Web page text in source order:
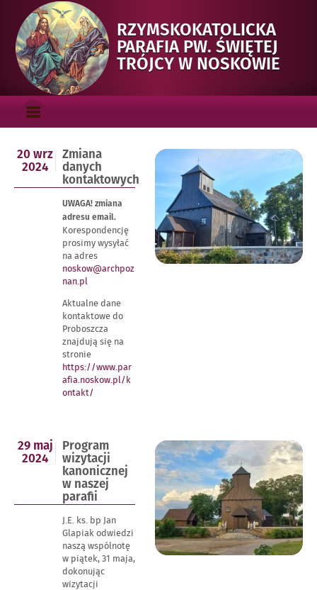
RZYMSKOKATOLICKA
PARAFIA PW. ŚWIĘTEJ
TRÓJCY W NOSKOWIE
Menu_gorne
OTWÓRZ
MENU
Aktualności
Zmiana
danych
kontaktowych
Opublikowano
w
20 wrz
2024
UWAGA! zmiana
adresu email.
Korespondencję
prosimy wysyłać
na adres
noskow@archpoz
nan.pl
Aktualne dane
kontaktowe do
Proboszcza
znajdują się na
stronie
https://www.par
afia.noskow.pl/k
ontakt/
Program
wizytacji
kanonicznej
w naszej
parafii
Opublikowano
w
29 maj
2024
J.E. ks. bp Jan
Glapiak odwiedzi
naszą wspólnotę
w piątek, 31 maja,
dokonując
wizytacji